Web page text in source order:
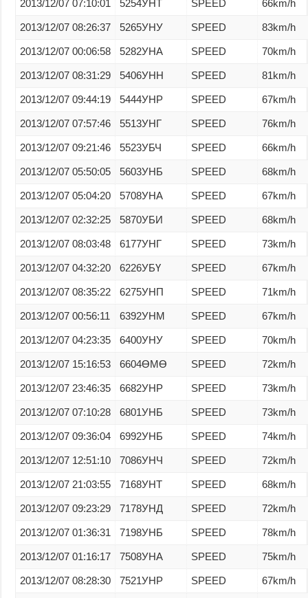
2013/12/07 07:10:01 5254УНТ SPEED 66km/h
2013/12/07 08:26:37 5265УНУ SPEED 83km/h
2013/12/07 00:06:58 5282УНА SPEED 70km/h
2013/12/07 08:31:29 5406УНН SPEED 81km/h
2013/12/07 09:44:19 5444УНР SPEED 67km/h
2013/12/07 07:57:46 5513УНГ SPEED 76km/h
2013/12/07 09:21:46 5523УБЧ SPEED 66km/h
2013/12/07 05:50:05 5603УНБ SPEED 68km/h
2013/12/07 05:04:20 5708УНА SPEED 67km/h
2013/12/07 02:32:25 5870УБИ SPEED 68km/h
2013/12/07 08:03:48 6177УНГ SPEED 73km/h
2013/12/07 04:32:20 6226УБҮ SPEED 67km/h
2013/12/07 08:35:22 6275УНП SPEED 71km/h
2013/12/07 00:56:11 6392УНМ SPEED 67km/h
2013/12/07 04:23:35 6400УНУ SPEED 70km/h
2013/12/07 15:16:53 6604ӨМӨ SPEED 72km/h
2013/12/07 23:46:35 6682УНР SPEED 73km/h
2013/12/07 07:10:28 6801УНБ SPEED 73km/h
2013/12/07 09:36:04 6992УНБ SPEED 74km/h
2013/12/07 12:51:10 7086УНЧ SPEED 72km/h
2013/12/07 21:03:55 7168УНТ SPEED 68km/h
2013/12/07 09:23:29 7178УНД SPEED 72km/h
2013/12/07 01:36:31 7198УНБ SPEED 78km/h
2013/12/07 01:16:17 7508УНА SPEED 75km/h
2013/12/07 08:28:30 7521УНР SPEED 67km/h